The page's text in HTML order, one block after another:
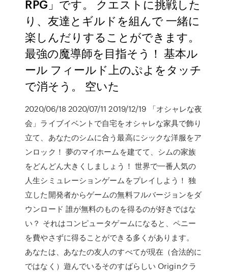
RPG」です。 クエストに挑戦した
り、友達とギルドを組んで 一緒に
楽しんだりすることができます。
最強の魔導師を目指そう！ 基本ル
ール フィールド上のぷよをタッチ
で消そう。 空いた
2020/06/18 2020/07/11 2019/12/19 「オシャレな夜
会」ライブイベントで自宅をオシャレな家具で飾り
立て、あなたのシムに合う最高にシックな洋服をア
ンロック！ 夢のマイホームを建てて、シムの家族
をどんどん大きくしましょう！ 世界で一番人気の
人生シミュレーションゲームをプレイしよう！ 独
立した開発者からゲームの無料フルバージョンをダ
ウンロード 誰が無料のものを得るのが好きではな
い？ それはコンピュータゲームになると、ペニー
を費やさずに得ることができる多くがあります。
あなたは、あなたの友人のすべてが現在（合法的に
ではなく）遊んでいるそのすばらしい Originクラ